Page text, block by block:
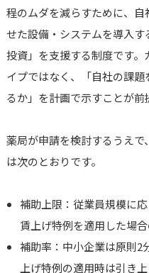
程のムダを減らすために、
せた設備・システムを導入
投資」を支援する制度です
イプではなく、「自社の課
るか」を計画で示すことが前
薬局が申請を検討するうえ
は次のとおりです。
補助上限：従業員規模に
賃上げ特例を適用した場合
補助率：中小企業は原則2
上げ特例の適用時は引き上